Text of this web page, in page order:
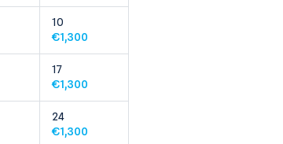
10
€1,300
17
€1,300
24
€1,300